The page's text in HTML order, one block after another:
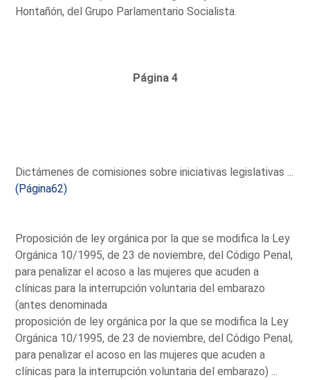
Hontañón, del Grupo Parlamentario Socialista.
Página 4
Dictámenes de comisiones sobre iniciativas legislativas ...
(Página62)
Proposición de ley orgánica por la que se modifica la Ley
Orgánica 10/1995, de 23 de noviembre, del Código Penal,
para penalizar el acoso a las mujeres que acuden a
clínicas para la interrupción voluntaria del embarazo
(antes denominada
proposición de ley orgánica por la que se modifica la Ley
Orgánica 10/1995, de 23 de noviembre, del Código Penal,
para penalizar el acoso en las mujeres que acuden a
clínicas para la interrupción voluntaria del embarazo) ...